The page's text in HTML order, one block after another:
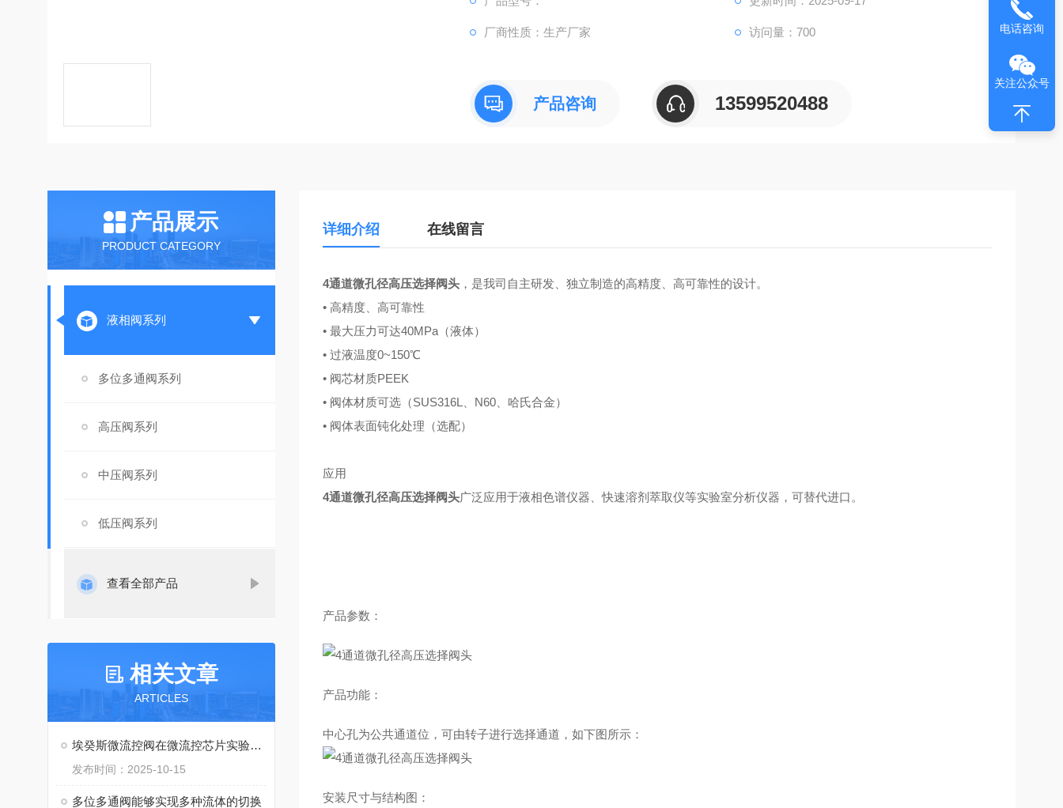
厂商性质：生产厂家 访问量：700
产品咨询 13599520488
产品展示
PRODUCT CATEGORY
液相阀系列
多位多通阀系列
高压阀系列
中压阀系列
低压阀系列
查看全部产品
相关文章
ARTICLES
埃癸斯微流控阀在微流控芯片实验中的流体操控技巧
发布时间：2025-10-15
多位多通阀能够实现多种流体的切换
详细介绍 在线留言
4通道微孔径高压选择阀头，是我司自主研发、独立制造的高精度、高可靠性的设计。
• 高精度、高可靠性
• 最大压力可达40MPa（液体）
• 过液温度0~150℃
• 阀芯材质PEEK
• 阀体材质可选（SUS316L、N60、哈氏合金）
• 阀体表面钝化处理（选配）
应用
4通道微孔径高压选择阀头广泛应用于液相色谱仪器、快速溶剂萃取仪等实验室分析仪器，可替代进口。
产品参数：
产品功能：
中心孔为公共通道位，可由转子进行选择通道，如下图所示：
安装尺寸与结构图：
电话咨询
关注公众号